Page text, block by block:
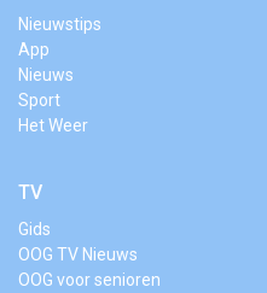
Nieuwstips
App
Nieuws
Sport
Het Weer
TV
Gids
OOG TV Nieuws
OOG voor senioren